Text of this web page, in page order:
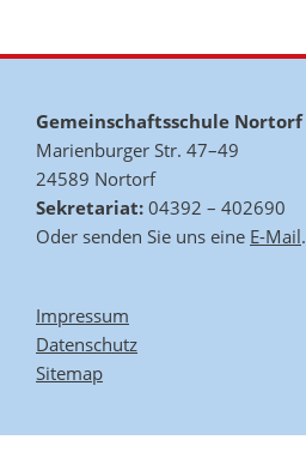
Gemeinschaftsschule Nortorf
Marienburger Str. 47–49
24589 Nortorf
Sekretariat: 04392 – 402690
Oder senden Sie uns eine E-Mail.
Impressum
Datenschutz
Sitemap